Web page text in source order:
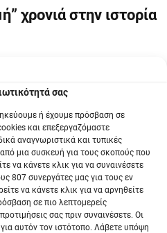
σας
ή έχουμε πρόσβαση σε
και επεξεργαζόμαστε
αναγνωριστικά και τυπικές
μια συσκευή για τους σκοπούς που
να κάνετε κλικ για να συναινέσετε
807 συνεργάτες μας για τους εν
να κάνετε κλικ για να αρνηθείτε
σε πιο λεπτομερείς
σας πριν συναινέσετε. Οι
αυτόν τον ιστότοπο. Λάβετε υπόψη
χρονιά στην ιστορία